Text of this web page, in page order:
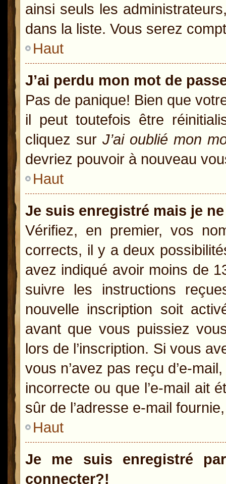
ainsi seuls les
dans la liste. Vous serez
Haut
J’ai perdu mon mot de
Pas de panique! Bien que
il peut toutefois être
cliquez sur J’ai oublié mon
devriez pouvoir à nouveau
Haut
Je suis enregistré mais je
Vérifiez, en premier, vos
corrects, il y a deux
avez indiqué avoir moins de
suivre les instructions
nouvelle inscription soit
avant que vous puissiez
lors de l’inscription. Si vous
vous n’avez pas reçu d’e-
incorrecte ou que l’e-mail ait
sûr de l’adresse e-mail
Haut
Je me suis enregistré
connecter?!